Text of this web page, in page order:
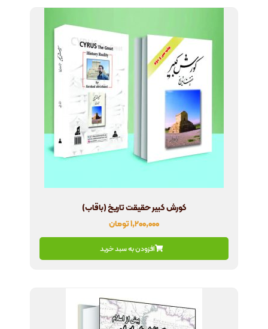
کورش کبیر حقیقت تاریخ (باقاب)
۱,۲۰۰,۰۰۰تومان
افزودن به سبد خرید